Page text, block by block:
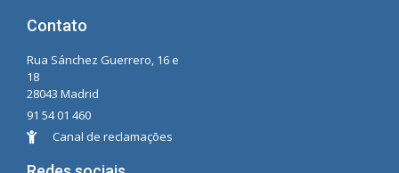
Contato
Rua Sánchez Guerrero, 16 e
18
28043 Madrid
91 54 01 460
Canal de reclamações